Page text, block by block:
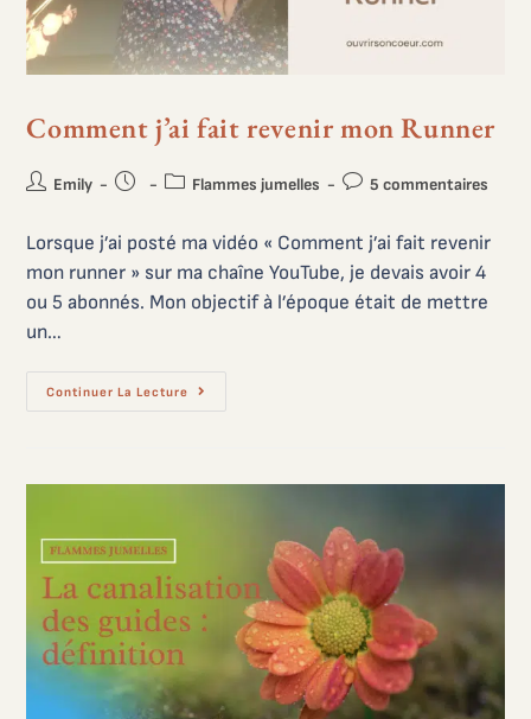
Comment j’ai fait revenir mon Runner
Emily Flammes jumelles 5 commentaires
Lorsque j’ai posté ma vidéo « Comment j’ai fait revenir
mon runner » sur ma chaîne YouTube, je devais avoir 4
ou 5 abonnés. Mon objectif à l’époque était de mettre
un…
Continuer La Lecture